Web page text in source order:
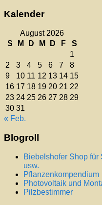
Kalender
August 2026
S
M D M D F
S
1
2
3 4 5 6 7
8
9
10 11 12 13 14 15
16 17 18 19 20 21 22
23 24 25 26 27 28 29
30 31
« Feb.
Blogroll
Biebelshofer Shop für
usw.
Pflanzenkompendium
Photovoltaik und
Pilzbestimmer